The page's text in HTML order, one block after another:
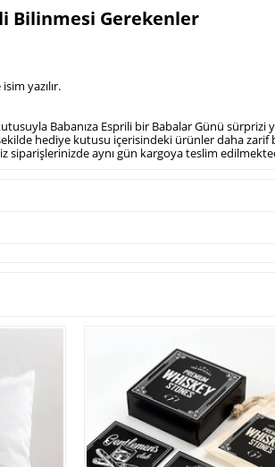
Bilinmesi Gerekenler
yazılır.
Babanıza Esprili bir Babalar Günü sürprizi
şekilde hediye kutusu içerisindeki ürünler daha
siparişlerinizde aynı gün kargoya teslim